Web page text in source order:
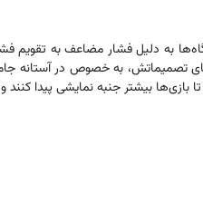
به‌ دلیل فشار مضاعف به تقویم
بازی‌ها بیشتر جنبه نمایشی پیدا کنند